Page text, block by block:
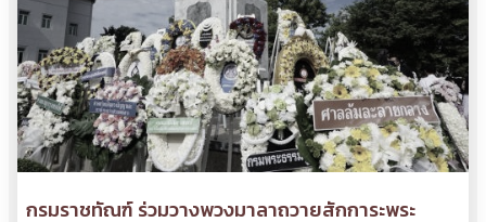
กรมราชทัณฑ์ ร่วมวางพวงมาลาถวายสักการะพระ